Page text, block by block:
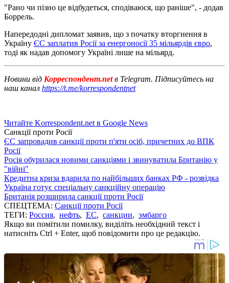
"Рано чи пізно це відбудеться, сподіваюся, що раніше", - додав
Боррель.
Напередодні дипломат заявив, що з початку вторгнення в
Україну ЄС заплатив Росії за енергоносії 35 мільярдів євро,
тоді як надав допомогу Україні лише на мільярд.
Новини від Корреспондент.netв Telegram. Підписуйтесь на
наш канал https://t.me/korrespondentnet
Читайте Korrespondent.net в Google News
Санкції проти Росії
ЄС запровадив санкції проти п'яти осіб, причетних до ВПК
Росії
Росія обурилася новими санкціями і звинуватила Британію у
"війні"
Кредитна криза вдарила по найбільших банках РФ - розвідка
Україна готує спеціальну санкційну операцію
Британія розширила санкції проти Росії
СПЕЦТЕМА: Санкції проти Росії
ТЕГИ: Россия, нефть, ЕС, санкции, эмбарго
Якщо ви помітили помилку, виділіть необхідний текст і
натисніть Ctrl + Enter, щоб повідомити про це редакцію.